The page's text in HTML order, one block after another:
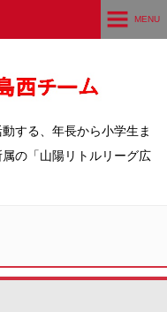
する、年長から小学生ま
の「山陽リトルリーグ広
MENU